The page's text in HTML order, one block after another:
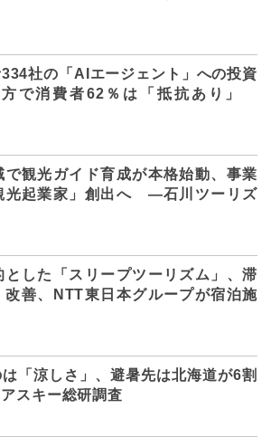
社の「AIエージェント」への投資
で消費者62％は「抵抗あり」
で観光ガイド育成が本格始動、事業
光起業家」創出へ ―石川ツーリズ
とした「スリープツーリズム」、滞
改善、NTT東日本グループが宿泊施
「涼しさ」、避暑先は北海道が6割
スキー総研調査